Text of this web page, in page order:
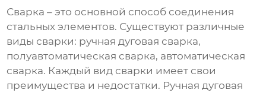
Сварка – это основной способ соединения
стальных элементов. Существуют различные
виды сварки: ручная дуговая сварка,
полуавтоматическая сварка, автоматическая
сварка. Каждый вид сварки имеет свои
преимущества и недостатки. Ручная дуговая